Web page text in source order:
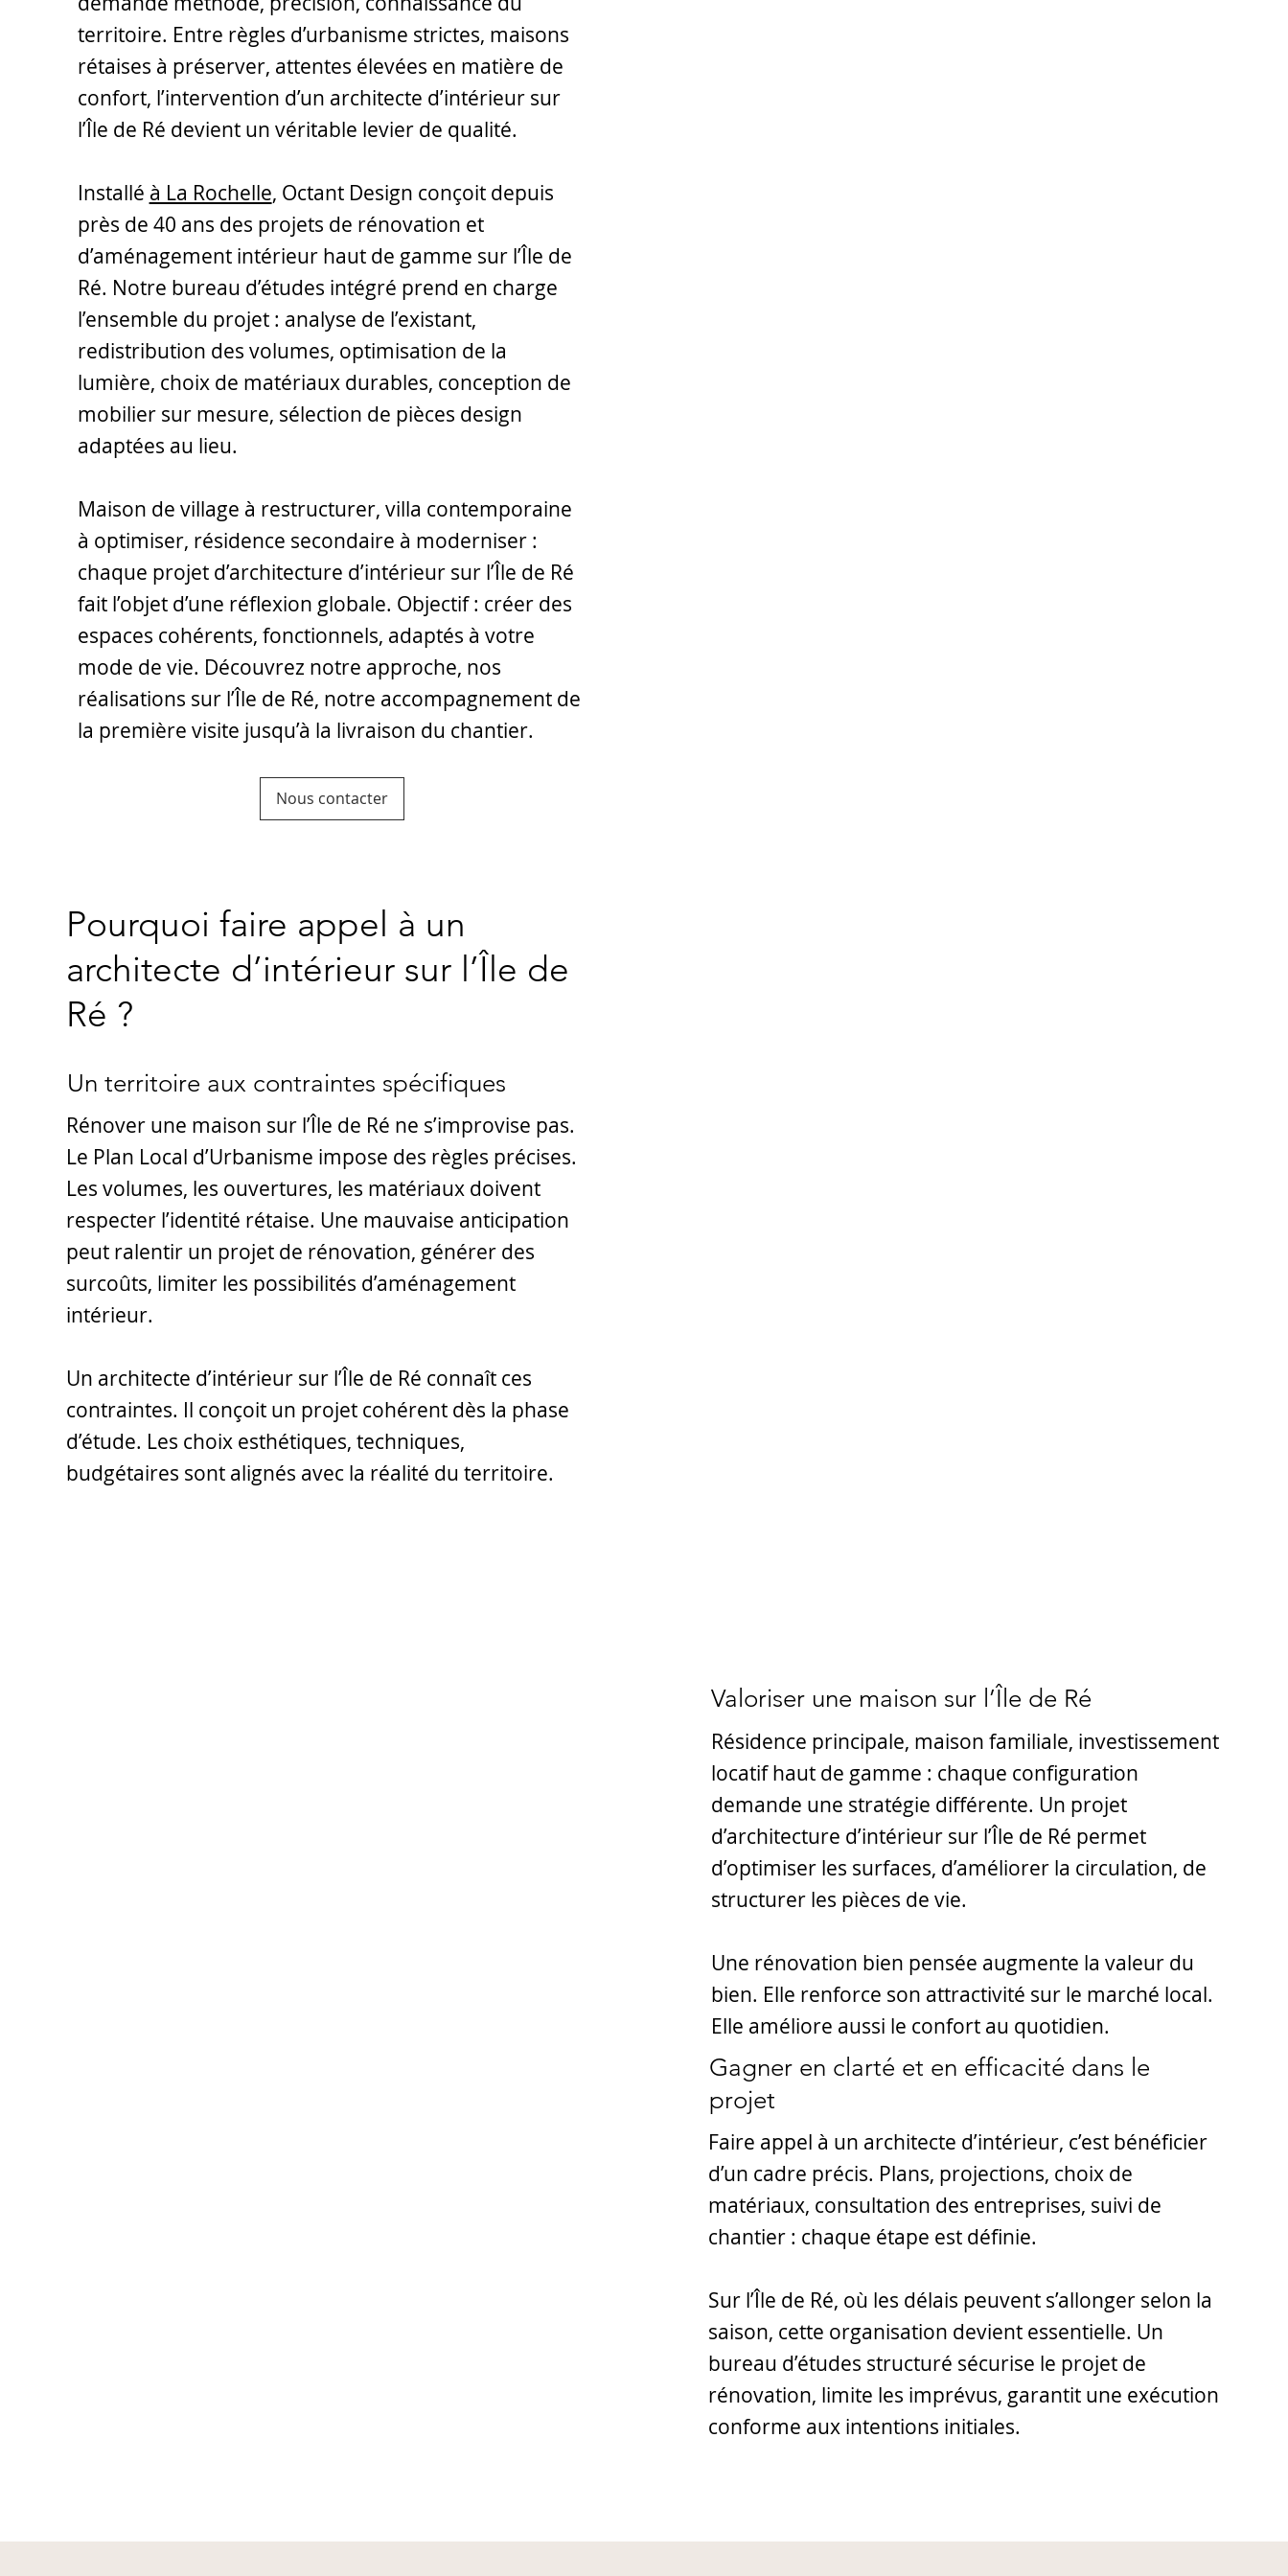
territoire. Entre règles d’urbanisme strictes, maisons
rétaises à préserver, attentes élevées en matière de
confort, l’intervention d’un architecte d’intérieur sur
l’Île de Ré devient un véritable levier de qualité.
Installé à La Rochelle, Octant Design conçoit depuis
près de 40 ans des projets de rénovation et
d’aménagement intérieur haut de gamme sur l’Île de
Ré. Notre bureau d’études intégré prend en charge
l’ensemble du projet : analyse de l’existant,
redistribution des volumes, optimisation de la
lumière, choix de matériaux durables, conception de
mobilier sur mesure, sélection de pièces design
adaptées au lieu.
Maison de village à restructurer, villa contemporaine
à optimiser, résidence secondaire à moderniser :
chaque projet d’architecture d’intérieur sur l’Île de Ré
fait l’objet d’une réflexion globale. Objectif : créer des
espaces cohérents, fonctionnels, adaptés à votre
mode de vie. Découvrez notre approche, nos
réalisations sur l’Île de Ré, notre accompagnement de
la première visite jusqu’à la livraison du chantier.
Nous contacter
Pourquoi faire appel à un
architecte d’intérieur sur l’Île de
Ré ?
Un territoire aux contraintes spécifiques
Rénover une maison sur l’Île de Ré ne s’improvise pas.
Le Plan Local d’Urbanisme impose des règles précises.
Les volumes, les ouvertures, les matériaux doivent
respecter l’identité rétaise. Une mauvaise anticipation
peut ralentir un projet de rénovation, générer des
surcoûts, limiter les possibilités d’aménagement
intérieur.
Un architecte d’intérieur sur l’Île de Ré connaît ces
contraintes. Il conçoit un projet cohérent dès la phase
d’étude. Les choix esthétiques, techniques,
budgétaires sont alignés avec la réalité du territoire.
Valoriser une maison sur l’Île de Ré
Résidence principale, maison familiale, investissement
locatif haut de gamme : chaque configuration
demande une stratégie différente. Un projet
d’architecture d’intérieur sur l’Île de Ré permet
d’optimiser les surfaces, d’améliorer la circulation, de
structurer les pièces de vie.
Une rénovation bien pensée augmente la valeur du
bien. Elle renforce son attractivité sur le marché local.
Elle améliore aussi le confort au quotidien.
Gagner en clarté et en efficacité dans le
projet
Faire appel à un architecte d’intérieur, c’est bénéficier
d’un cadre précis. Plans, projections, choix de
matériaux, consultation des entreprises, suivi de
chantier : chaque étape est définie.
Sur l’Île de Ré, où les délais peuvent s’allonger selon la
saison, cette organisation devient essentielle. Un
bureau d’études structuré sécurise le projet de
rénovation, limite les imprévus, garantit une exécution
conforme aux intentions initiales.